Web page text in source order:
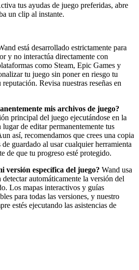
tus ayudas de juego preferidas, abre
un clip al instante.
está desarrollado estrictamente para
y no interactúa directamente con
como Steam, Epic Games y
tu juego sin poner en riesgo tu
Revisa nuestras reseñas en
mis archivos de juego?
principal del juego ejecutándose en la
de editar permanentemente tus
así, recomendamos que crees una copia
guardado al usar cualquier herramienta
de que tu progreso esté protegido.
versión específica del juego? Wand usa
automáticamente la versión del
Los mapas interactivos y guías
para todas las versiones, y nuestro
estés ejecutando las asistencias de